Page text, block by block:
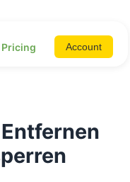
Pricing Account